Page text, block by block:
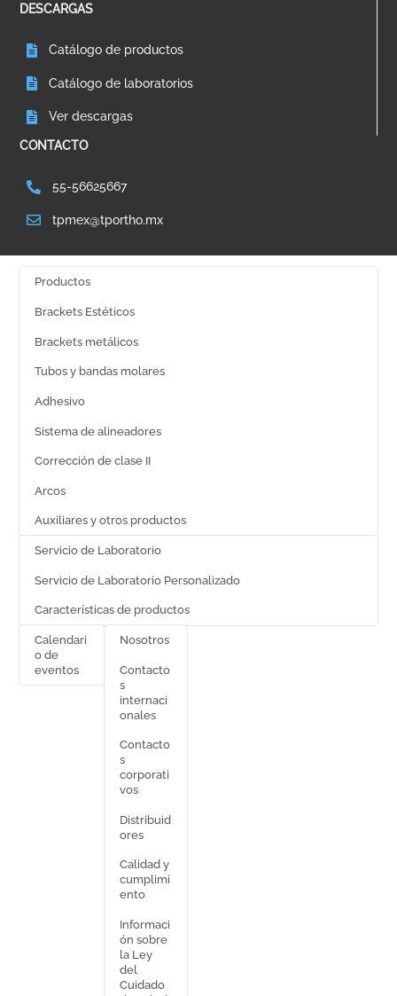
DESCARGAS
Catálogo de productos
Catálogo de laboratorios
Ver descargas
CONTACTO
55-56625667
tpmex@tportho.mx
Productos
Brackets Estéticos
Brackets metálicos
Tubos y bandas molares
Adhesivo
Sistema de alineadores
Corrección de clase II
Arcos
Auxiliares y otros productos
Servicio de Laboratorio
Servicio de Laboratorio Personalizado
Características de productos
Calendari
o de
eventos
Nosotros
Contacto
s
internaci
onales
Contacto
s
corporati
vos
Distribuid
ores
Calidad y
cumplimi
ento
Informaci
ón sobre
la Ley
del
Cuidado